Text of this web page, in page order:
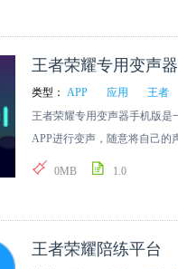
王者荣耀专用变声
类型： APP 应用 王者
王者荣耀专用变声器手机版
APP进行变声，随意将自己的
功能，享受各类情境测试以及
0MB 1.0
王者荣耀陪练平台